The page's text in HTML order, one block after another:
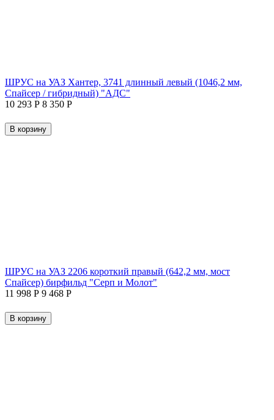
ШРУС на УАЗ Хантер, 3741 длинный левый (1046,2 мм,
Спайсер / гибридный) "АДС"
10 293 Р 8 350 Р
В корзину
ШРУС на УАЗ 2206 короткий правый (642,2 мм, мост
Спайсер) бирфильд "Серп и Молот"
11 998 Р 9 468 Р
В корзину